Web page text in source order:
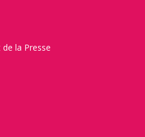
la Presse